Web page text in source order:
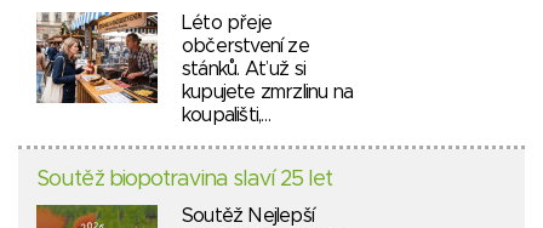
Léto přeje
občerstvení ze
stánků. Ať už si
kupujete zmrzlinu na
koupališti,…
Soutěž biopotravina slaví 25 let
Soutěž Nejlepší